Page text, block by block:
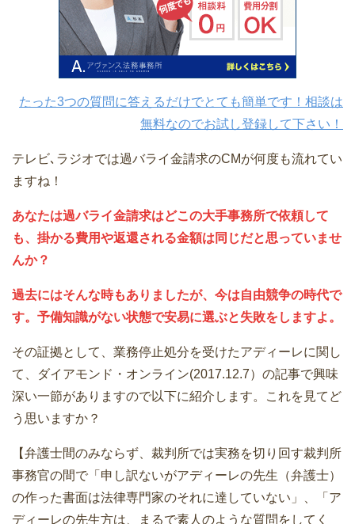
たった3つの質問に答えるだけでとても簡単です！相談は
無料なのでお試し登録して下さい！
テレビ､ラジオでは過バライ金請求のCMが何度も流れてい
ますね！
あなたは過バライ金請求はどこの大手事務所で依頼して
も、掛かる費用や返還される金額は同じだと思っていませ
んか？
過去にはそんな時もありましたが、今は自由競争の時代で
す。予備知識がない状態で安易に選ぶと失敗をしますよ。
その証拠として、業務停止処分を受けたアディーレに関し
て、ダイアモンド・オンライン(2017.12.7）の記事で興味
深い一節がありますので以下に紹介します。これを見てど
う思いますか？
【弁護士間のみならず、裁判所では実務を切り回す裁判所
事務官の間で「申し訳ないがアディーレの先生（弁護士）
の作った書面は法律専門家のそれに達していない」、「ア
ディーレの先生方は、まるで素人のような質問をしてく